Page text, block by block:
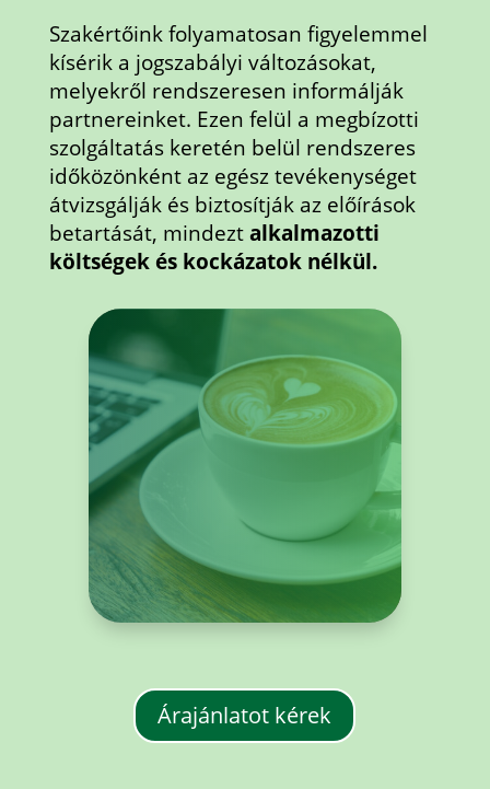
Szakértőink folyamatosan figyelemmel
kísérik a jogszabályi változásokat,
melyekről rendszeresen informálják
partnereinket. Ezen felül a megbízotti
szolgáltatás keretén belül rendszeres
időközönként az egész tevékenységet
átvizsgálják és biztosítják az előírások
betartását, mindeztalkalmazotti
költségek és kockázatok nélkül.
Árajánlatot kérek